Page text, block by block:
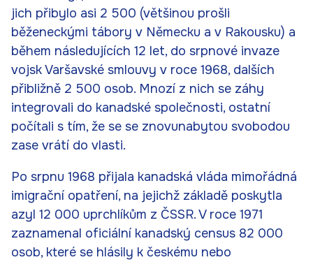
jich přibylo asi 2 500 (většinou prošli
běženeckými tábory v Německu a v Rakousku) a
během následujících 12 let, do srpnové invaze
vojsk Varšavské smlouvy v roce 1968, dalších
přibližně 2 500 osob. Mnozí z nich se záhy
integrovali do kanadské společnosti, ostatní
počítali s tím, že se se znovunabytou svobodou
zase vrátí do vlasti.
Po srpnu 1968 přijala kanadská vláda mimořádná
imigrační opatření, na jejichž základě poskytla
azyl 12 000 uprchlíkům z ČSSR. V roce 1971
zaznamenal oficiální kanadský census 82 000
osob, které se hlásily k českému nebo